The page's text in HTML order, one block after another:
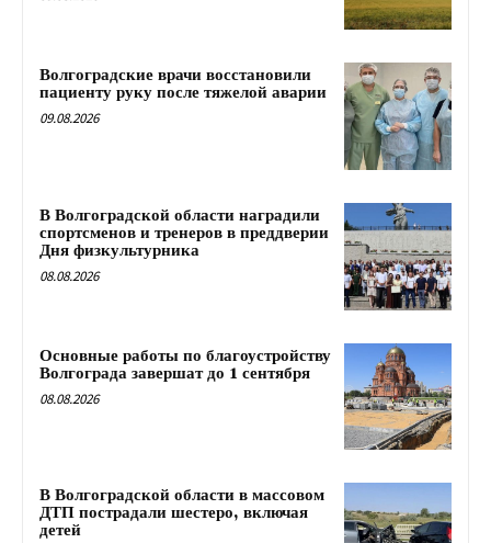
Волгоградские врачи восстановили
пациенту руку после тяжелой аварии
09.08.2026
В Волгоградской области наградили
спортсменов и тренеров в преддверии
Дня физкультурника
08.08.2026
Основные работы по благоустройству
Волгограда завершат до 1 сентября
08.08.2026
В Волгоградской области в массовом
ДТП пострадали шестеро, включая
детей